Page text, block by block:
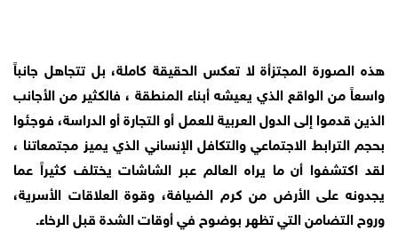
هذه الصورة المجتزأة لا تعكس الحقيقة كاملة، بل تتجاهل جانباً
واسعاً من الواقع الذي يعيشه أبناء المنطقة ، فالكثير من الأجانب
الذين قدموا إلى الدول العربية للعمل أو التجارة أو الدراسة، فوجئوا
بحجم الترابط الاجتماعي والتكافل الإنساني الذي يميز مجتمعاتنا ،
لقد اكتشفوا أن ما يراه العالم عبر الشاشات يختلف كثيراً عما
يجدونه على الأرض من كرم الضيافة، وقوة العلاقات الأسرية،
وروح التضامن التي تظهر بوضوح في أوقات الشدة قبل الرخاء.